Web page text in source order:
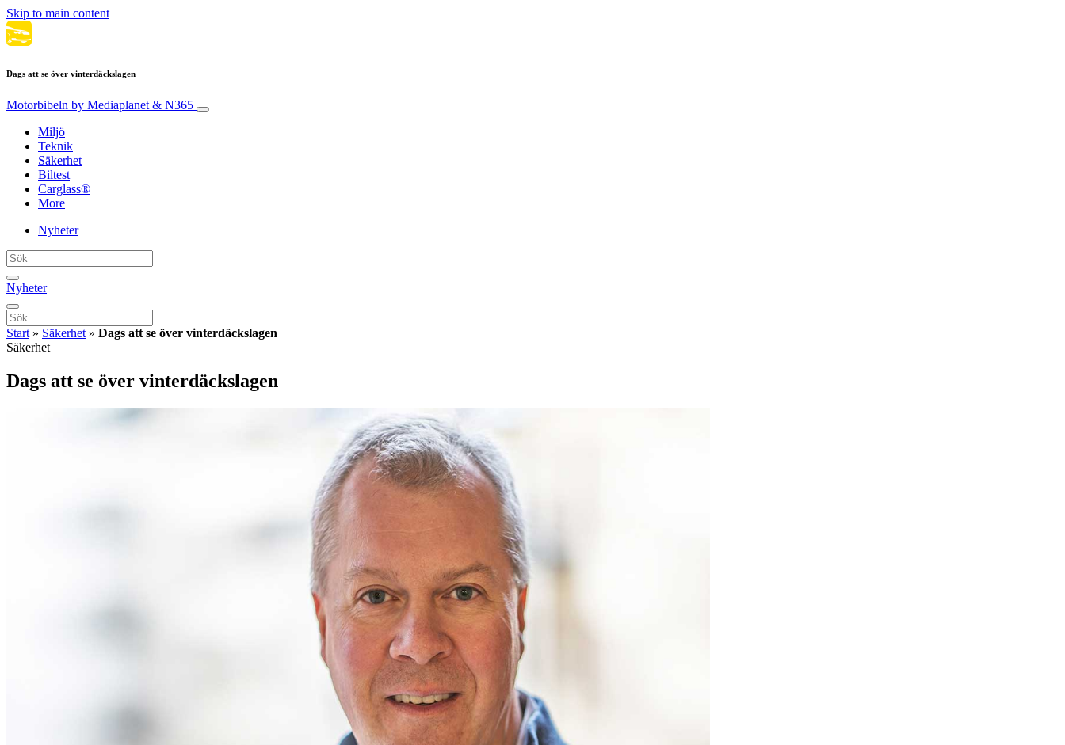
Skip to main content
Dags att se över vinterdäckslagen
Motorbibeln by Mediaplanet & N365
Miljö
Teknik
Säkerhet
Biltest
Carglass®
More
Nyheter
Nyheter
Start » Säkerhet » Dags att se över vinterdäckslagen
Säkerhet
Dags att se över vinterdäckslagen